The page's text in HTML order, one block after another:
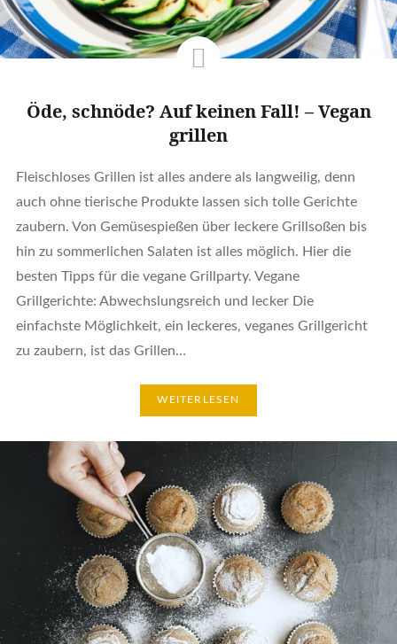
Öde, schnöde? Auf keinen Fall! – Vegan
grillen
Fleischloses Grillen ist alles andere als langweilig, denn
auch ohne tierische Produkte lassen sich tolle Gerichte
zaubern. Von Gemüsespießen über leckere Grillsoßen bis
hin zu sommerlichen Salaten ist alles möglich. Hier die
besten Tipps für die vegane Grillparty. Vegane
Grillgerichte: Abwechslungsreich und lecker Die
einfachste Möglichkeit, ein leckeres, veganes Grillgericht
zu zaubern, ist das Grillen…
WEITERLESEN